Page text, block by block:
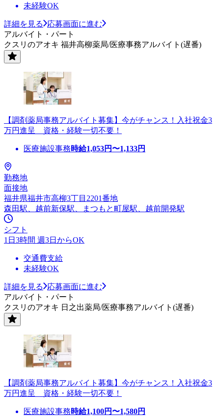
未経験OK
詳細を見る
応募画面に進む
アルバイト・パート
クスリのアオキ 福井高柳薬局/医療事務アルバイト(遅番)
【調剤薬局事務アルバイト募集】今がチャンス！入社祝金3
万円進呈 資格・経験一切不要！
医療施設事務時給1,053円〜1,133円
勤務地
面接地
福井県福井市高柳3丁目2201番地
森田駅、越前新保駅、まつもと町屋駅、越前開発駅
シフト
1日3時間 週3日からOK
交通費支給
未経験OK
詳細を見る
応募画面に進む
アルバイト・パート
クスリのアオキ 日之出薬局/医療事務アルバイト(遅番)
【調剤薬局事務アルバイト募集】今がチャンス！入社祝金3
万円進呈 資格・経験一切不要！
医療施設事務時給1,100円〜1,580円